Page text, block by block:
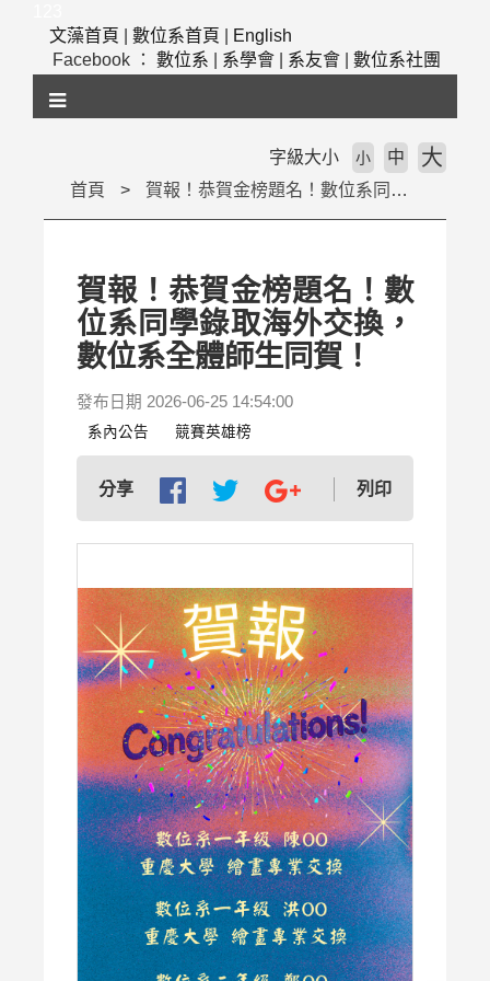
文藻首頁
數位系首頁
English
Facebook ： 數位系 系學會 系友會 數位系社團
首頁 賀報！恭賀金榜題名！數位系同學錄取海外交換，數位系全體師生同賀！
字級大小 小 中 大
賀報！恭賀金榜題名！數
位系同學錄取海外交換，
數位系全體師生同賀！
發布日期 2026-06-25 14:54:00
系內公告 競賽英雄榜
分享 列印